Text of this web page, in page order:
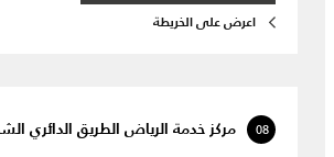
اعرض على الخريطة
08 مركز خدمة الرياض الطريق الدائري